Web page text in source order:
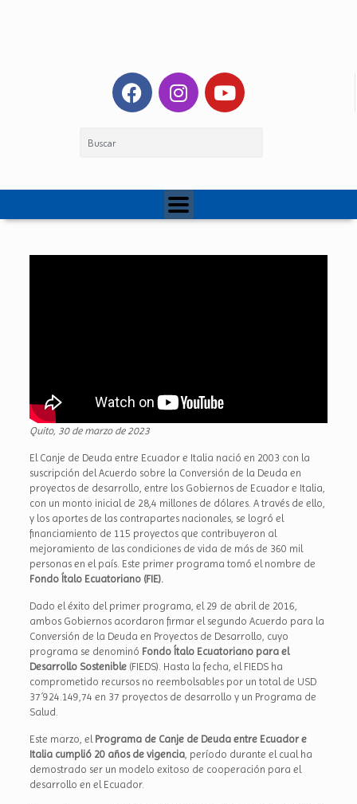
Quito, 30 de marzo de 2023
El Canje de Deuda entre Ecuador e Italia nació en 2003 con la
suscripción del Acuerdo sobre la Conversión de la Deuda en
proyectos de desarrollo, entre los Gobiernos de Ecuador e Italia,
con un monto inicial de 28,4 millones de dólares. A través de ello,
y los aportes de las contrapartes nacionales, se logró el
financiamiento de 115 proyectos que contribuyeron al
mejoramiento de las condiciones de vida de más de 360 mil
personas en el país. Este primer programa tomó el nombre de
Fondo Ítalo Ecuatoriano (FIE).
Dado el éxito del primer programa, el 29 de abril de 2016,
ambos Gobiernos acordaron firmar el segundo Acuerdo para la
Conversión de la Deuda en Proyectos de Desarrollo, cuyo
programa se denominó Fondo Ítalo Ecuatoriano para el
Desarrollo Sostenible(FIEDS). Hasta la fecha, el FIEDS ha
comprometido recursos no reembolsables por un total de USD
37´924.149,74 en 37 proyectos de desarrollo y un Programa de
Salud.
Este marzo, el Programa de Canje de Deuda entre Ecuador e
Italia cumplió 20 años de vigencia, período durante el cual ha
demostrado ser un modelo exitoso de cooperación para el
desarrollo en el Ecuador.